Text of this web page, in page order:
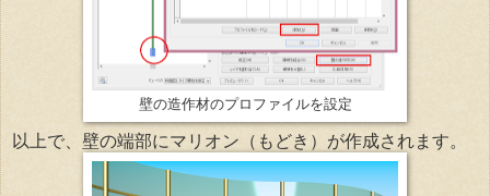
壁の造作材のプロファイルを設定
以上で、壁の端部にマリオン（もどき）が作成されます。